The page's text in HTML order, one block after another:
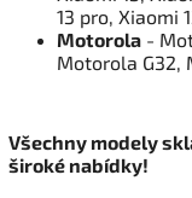
13 pro, Xiaomi
Motorola -
Motorola G32,
Všechny modely
široké nabídky!